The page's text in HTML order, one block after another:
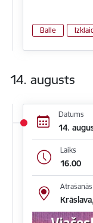
Balle
14. augusts
Datums
14.
Laiks
16.00